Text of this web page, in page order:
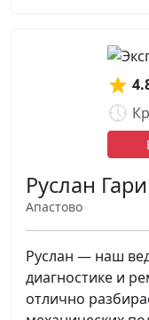
Руслан
Апастово
Руслан — наш
диагностике и
отлично